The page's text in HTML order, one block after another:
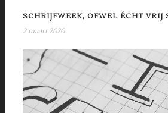
SCHRIJFWEEK, OFWEL ÉCHT VRIJ
2 maart 2020